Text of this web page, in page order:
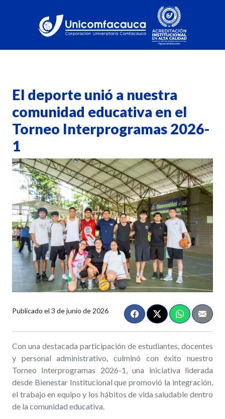
El deporte unió a nuestra
comunidad educativa en el
Torneo Interprogramas 2026-
1
Publicado el 3 de junio de 2026
Con una destacada participación de estudiantes, docentes
y personal administrativo, culminó con éxito nuestro
Torneo Interprogramas 2026-1, una iniciativa liderada
desde Bienestar Institucional que promovió la integración,
el trabajo en equipo y los hábitos de vida saludable dentro
de la comunidad educativa.